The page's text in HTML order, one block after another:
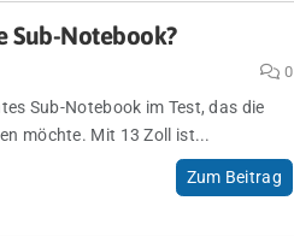
Sub-Notebook?
0
Sub-Notebook im Test, das die
möchte. Mit 13 Zoll ist...
Zum Beitrag